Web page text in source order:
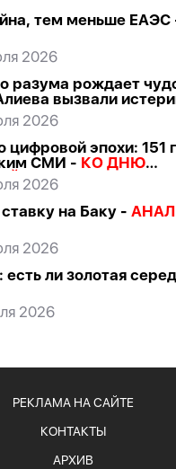
тем меньше ЕАЭС
2026
разума рождает
вызвали
-
2026
цифровой эпохи: 151
СМИ - КО ДНЮ
ПРЕССЫ
2026
на Баку -
2026
ли золотая
2026
РЕКЛАМА НА САЙТЕ
КОНТАКТЫ
АРХИВ